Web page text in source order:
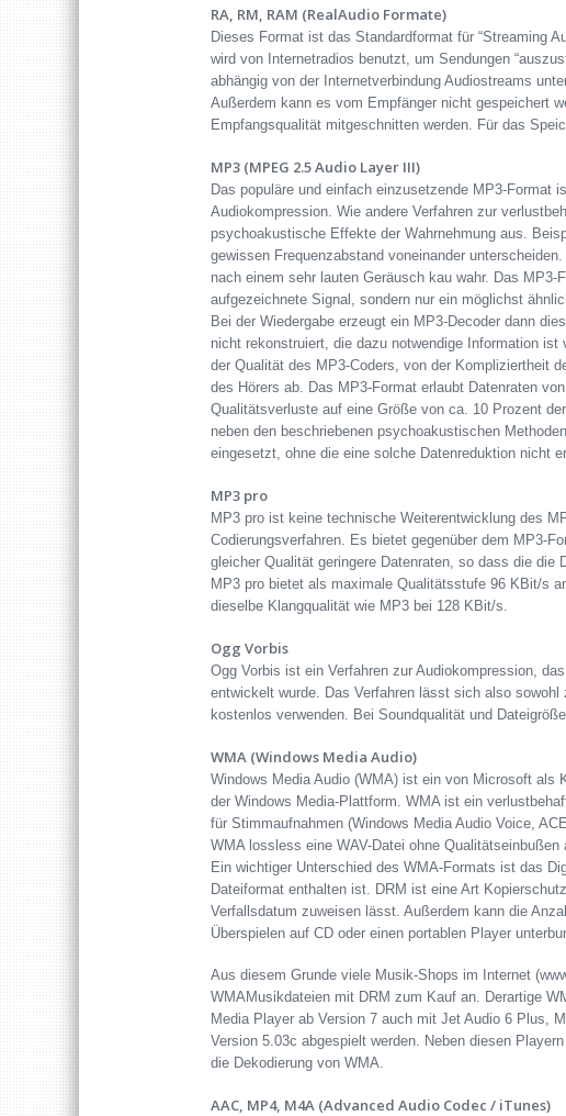
RA, RM, RAM (RealAudio Formate)
Dieses Format ist das Standardformat für “Streaming
wird von Internetradios benutzt, um Sendungen
abhängig von der Internetverbindung Audiostreams
Außerdem kann es vom Empfänger nicht gespeichert
Empfangsqualität mitgeschnitten werden. Für das
MP3 (MPEG 2.5 Audio Layer III)
Das populäre und einfach einzusetzende MP3-Format
Audiokompression. Wie andere Verfahren zur
psychoakustische Effekte der Wahrnehmung aus.
gewissen Frequenzabstand voneinander
nach einem sehr lauten Geräusch kau wahr. Das
aufgezeichnete Signal, sondern nur ein möglichst
Bei der Wiedergabe erzeugt ein MP3-Decoder dann
nicht rekonstruiert, die dazu notwendige Information
der Qualität des MP3-Coders, von der Kompliziertheit
des Hörers ab. Das MP3-Format erlaubt Datenraten
Qualitätsverluste auf eine Größe von ca. 10 Prozent
neben den beschriebenen psychoakustischen
eingesetzt, ohne die eine solche Datenreduktion nicht
MP3 pro
MP3 pro ist keine technische Weiterentwicklung des
Codierungsverfahren. Es bietet gegenüber dem MP3-
gleicher Qualität geringere Datenraten, so dass die die
MP3 pro bietet als maximale Qualitätsstufe 96 KBit/s
dieselbe Klangqualität wie MP3 bei 128 KBit/s.
Ogg Vorbis
Ogg Vorbis ist ein Verfahren zur Audiokompression,
entwickelt wurde. Das Verfahren lässt sich also
kostenlos verwenden. Bei Soundqualität und
WMA (Windows Media Audio)
Windows Media Audio (WMA) ist ein von Microsoft als
der Windows Media-Plattform. WMA ist ein
für Stimmaufnahmen (Windows Media Audio Voice,
WMA lossless eine WAV-Datei ohne
Ein wichtiger Unterschied des WMA-Formats ist das
Dateiformat enthalten ist. DRM ist eine Art
Verfallsdatum zuweisen lässt. Außerdem kann die
Überspielen auf CD oder einen portablen Player
Aus diesem Grunde viele Musik-Shops im Internet
WMAMusikdateien mit DRM zum Kauf an. Derartige
Media Player ab Version 7 auch mit Jet Audio 6 Plus,
Version 5.03c abgespielt werden. Neben diesen
die Dekodierung von WMA.
AAC, MP4, M4A (Advanced Audio Codec / iTunes)